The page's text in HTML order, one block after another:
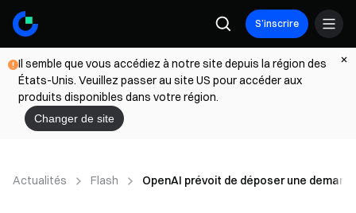
S’inscrire
Il semble que vous accédiez à notre site depuis la région des
États-Unis. Veuillez passer au site US pour accéder aux
produits disponibles dans votre région.
Changer de site
Actualités Flash OpenAI prévoit de déposer une